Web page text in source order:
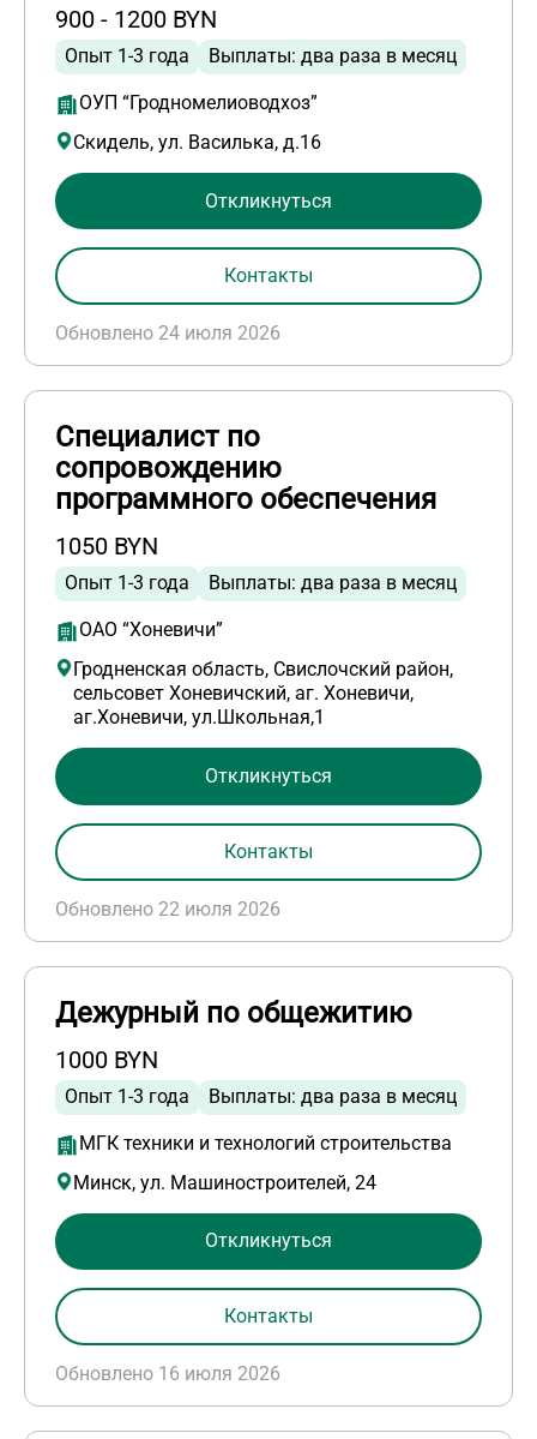
900 - 1200 BYN
Опыт 1-3 года Выплаты: два раза в месяц
ОУП “Гродномелиоводхоз”
Скидель, ул. Василька, д.16
Обновлено 24 июля 2026
Откликнуться
Контакты
Специалист по
сопровождению
программного обеспечения
1050 BYN
Опыт 1-3 года Выплаты: два раза в месяц
ОАО “Хоневичи”
Гродненская область, Свислочский район,
сельсовет Хоневичский, аг. Хоневичи,
аг.Хоневичи, ул.Школьная,1
Обновлено 22 июля 2026
Откликнуться
Контакты
Дежурный по общежитию
1000 BYN
Опыт 1-3 года Выплаты: два раза в месяц
МГК техники и технологий строительства
Минск, ул. Машиностроителей, 24
Обновлено 16 июля 2026
Откликнуться
Контакты